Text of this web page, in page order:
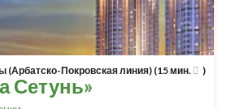
(Арбатско-Покровская линия) (15 мин. )
Сетунь»